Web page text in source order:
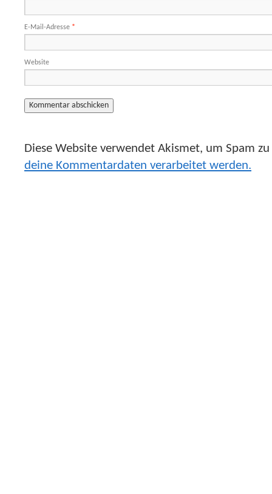
E-Mail-Adresse *
Website
Diese Website verwendet Akismet, um Spam
deine Kommentardaten verarbeitet werden.